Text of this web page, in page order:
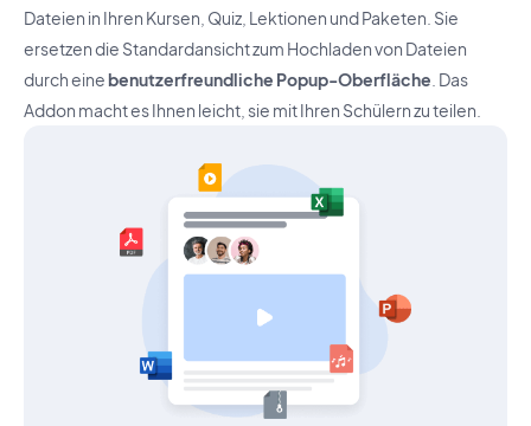
Dateien in Ihren Kursen, Quiz, Lektionen und Paketen. Sie
ersetzen die Standardansicht zum Hochladen von Dateien
durch einebenutzerfreundliche Popup-Oberfläche . Das
Addon macht es Ihnen leicht, sie mit Ihren Schülern zu teilen.